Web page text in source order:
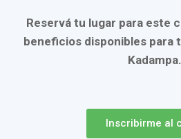
Reservá tu lugar para este
beneficios disponibles para
Kadampa.
Inscribirme al